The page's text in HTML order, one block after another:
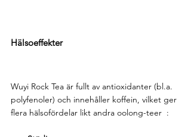
Hälsoeffekter
Wuyi Rock Tea är fullt av antioxidanter (bl.a.
polyfenoler) och innehåller koffein, vilket ger
flera hälsofördelar likt andra oolong-teer  :